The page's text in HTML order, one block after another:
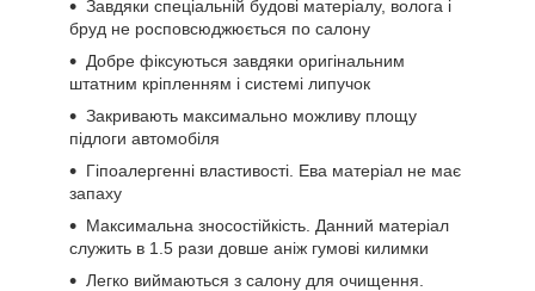
Завдяки спеціальній будові матеріалу, волога і
бруд не росповсюджюється по салону
Добре фіксуються завдяки оригінальним
штатним кріпленням і системі липучок
Закривають максимально можливу площу
підлоги автомобіля
Гіпоалергенні властивості. Ева матеріал не має
запаху
Максимальна зносостійкість. Данний матеріал
служить в 1.5 рази довше аніж гумові килимки
Легко виймаються з салону для очищення.